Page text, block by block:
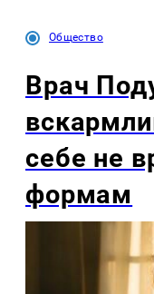
Общество
Врач
себе не
формам